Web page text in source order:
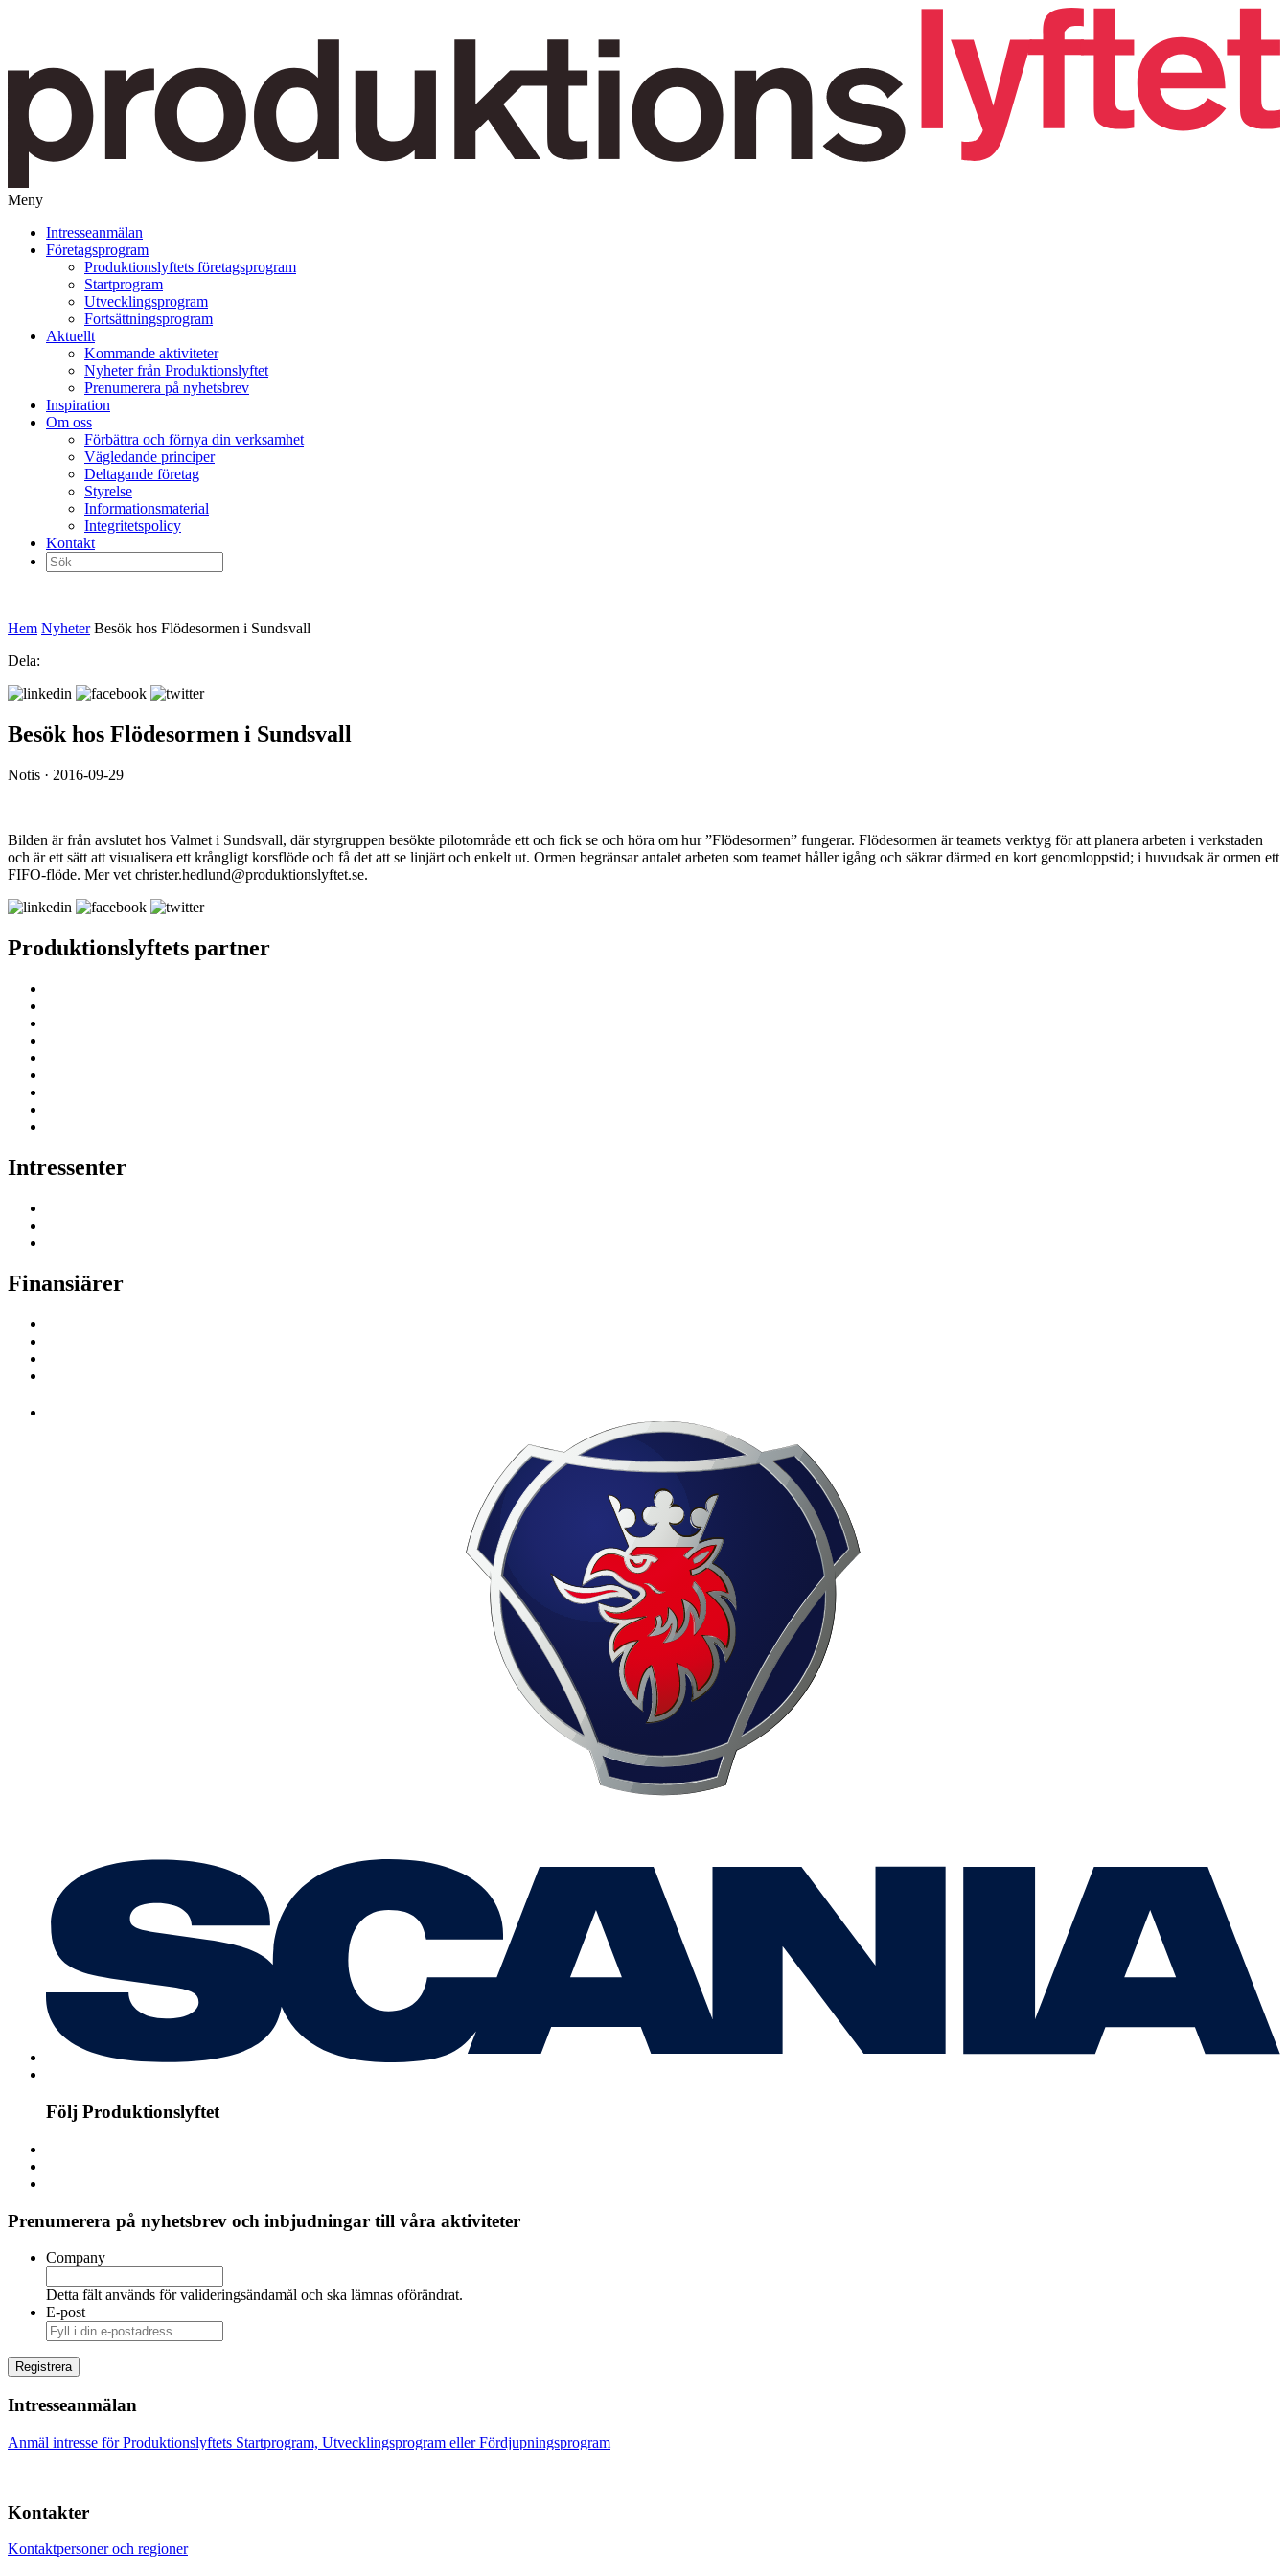
Meny
vidare
Intresseanmälan
Företagsprogram
Produktionslyftets företagsprogram
Startprogram
Utvecklingsprogram
Fortsättningsprogram
Aktuellt
Kommande aktiviteter
Nyheter från Produktionslyftet
Prenumerera på nyhetsbrev
Inspiration
Om oss
Förbättra och förnya din verksamhet
Vägledande principer
Deltagande företag
Styrelse
Informationsmaterial
Integritetspolicy
Kontakt
Sök
efter:
Hem Nyheter Besök hos Flödesormen i Sundsvall
Dela:
Besök hos Flödesormen i Sundsvall
Notis · 2016-09-29
Bilden är från avslutet hos Valmet i Sundsvall, där styrgruppen besökte pilotområde ett och fick se och höra om hur ”Flödesormen” fungerar. Flödesormen är teamets verktyg för att planera arbeten i verkstaden
och är ett sätt att visualisera ett krångligt korsflöde och få det att se linjärt och enkelt ut. Ormen begränsar antalet arbeten som teamet håller igång och säkrar därmed en kort genomloppstid; i huvudsak är ormen ett
FIFO-flöde. Mer vet christer.hedlund@produktionslyftet.se.
Produktionslyftets partner
Intressenter
Finansiärer
Följ Produktionslyftet
Prenumerera på nyhetsbrev och inbjudningar till våra aktiviteter
Company
Detta fält används för valideringsändamål och ska lämnas oförändrat.
E-post
Intresseanmälan
Anmäl intresse för Produktionslyftets Startprogram, Utvecklingsprogram eller Fördjupningsprogram
Kontakter
Kontaktpersoner och regioner